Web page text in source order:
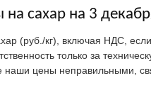
сахар на 3
(руб./кг), включая НДС,
только за
наши цены неправильными,